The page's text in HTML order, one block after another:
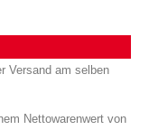
Versand am selben
Nettowarenwert von